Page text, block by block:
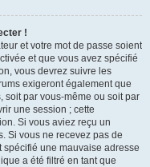
!
et votre mot de passe soient
et que vous avez spécifié
vous devrez suivre les
exigeront également que
soit par vous-même ou soit par
une session ; cette
Si vous aviez reçu un
Si vous ne recevez pas de
une mauvaise adresse
a été filtré en tant que